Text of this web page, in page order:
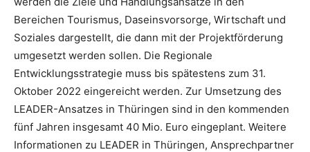
Bereichen Tourismus, Daseinsvorsorge, Wirtschaft und
Soziales dargestellt, die dann mit der Projektförderung
umgesetzt werden sollen. Die Regionale
Entwicklungsstrategie muss bis spätestens zum 31.
Oktober 2022 eingereicht werden. Zur Umsetzung des
LEADER-Ansatzes in Thüringen sind in den kommenden
fünf Jahren insgesamt 40 Mio. Euro eingeplant. Weitere
Informationen zu LEADER in Thüringen, Ansprechpartner